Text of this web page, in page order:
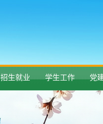
招生就业 学生工作 党